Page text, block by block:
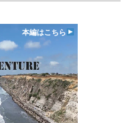
本編はこちら